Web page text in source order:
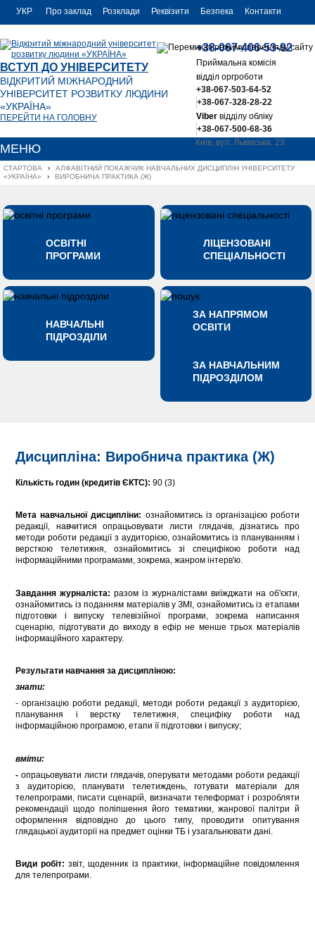
УКР
ENG
Про заклад Розклади Реквізити Безпека Контакти
ВСТУП ДО УНІВЕРСИТЕТУ
ВІДКРИТИЙ МІЖНАРОДНИЙ
УНІВЕРСИТЕТ РОЗВИТКУ ЛЮДИНИ
«УКРАЇНА»
ПЕРЕЙТИ НА ГОЛОВНУ
+38-067-406-53-92
Приймальна комісія
відділ оргроботи
+38-067-503-64-52
+38-067-328-28-22
Viberвідділу обліку
+38-067-500-68-36
Київ, вул. Львівська, 23
МЕНЮ
СТАРТОВА ›
АЛФАВІТНИЙ ПОКАЖЧИК НАВЧАЛЬНИХ ДИСЦИПЛІН УНІВЕРСИТЕТУ
«УКРАЇНА»
› ВИРОБНИЧА ПРАКТИКА (Ж)
ОСВІТНІ
ПРОГРАМИ
ЛІЦЕНЗОВАНІ
СПЕЦІАЛЬНОСТІ
НАВЧАЛЬНІ
ПІДРОЗДІЛИ
ЗА НАПРЯМОМ
ОСВІТИ
ЗА НАВЧАЛЬНИМ
ПІДРОЗДІЛОМ
Дисципліна: Виробнича практика (Ж)
Кількість годин (кредитів ЄКТС): 90 (3)
Мета навчальної дисципліни: ознайомитись із організацією роботи
редакції, навчитися опрацьовувати листи глядачів, дізнатись про
методи роботи редакції з аудиторією, ознайомитись із плануванням і
версткою телетижня, ознайомитись зі специфікою роботи над
інформаційними програмами, зокрема, жанром інтерв'ю.
Завдання журналіста: разом із журналістами виїжджати на об'єкти,
ознайомитись із поданням матеріалів у ЗМІ, ознайомитись із етапами
підготовки і випуску телевізійної програми, зокрема написання
сценарію, підготувати до виходу в ефір не менше трьох матеріалів
інформаційного характеру.
Результати навчання за дисципліною:
знати:
- організацію роботи редакції, методи роботи редакції з аудиторією,
планування і верстку телетижня, специфіку роботи над
інформаційною програмою, етапи її підготовки і випуску;
вміти:
- опрацьовувати листи глядачів, оперувати методами роботи редакції
з аудиторією, планувати телетиждень, готувати матеріали для
телепрограми, писати сценарій, визначати телеформат і розробляти
рекомендації щодо поліпшення його тематики, жанрової палітри й
оформлення відповідно до цього типу, проводити опитування
глядацької аудиторії на предмет оцінки ТБ і узагальнювати дані.
Види робіт: звіт, щоденник із практики, інформаційне повідомлення
для телепрограми.